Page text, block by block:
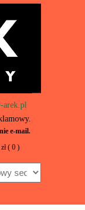
arek.pl
e-mail.
zł ( 0 )